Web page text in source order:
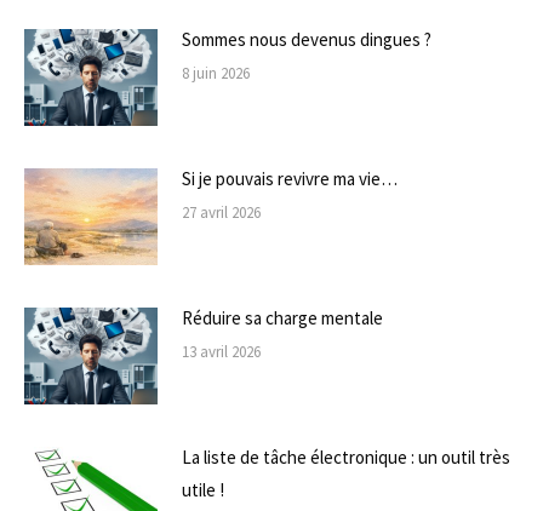
Sommes nous devenus dingues ?
8 juin 2026
Si je pouvais revivre ma vie…
27 avril 2026
Réduire sa charge mentale
13 avril 2026
La liste de tâche électronique : un outil très
utile !